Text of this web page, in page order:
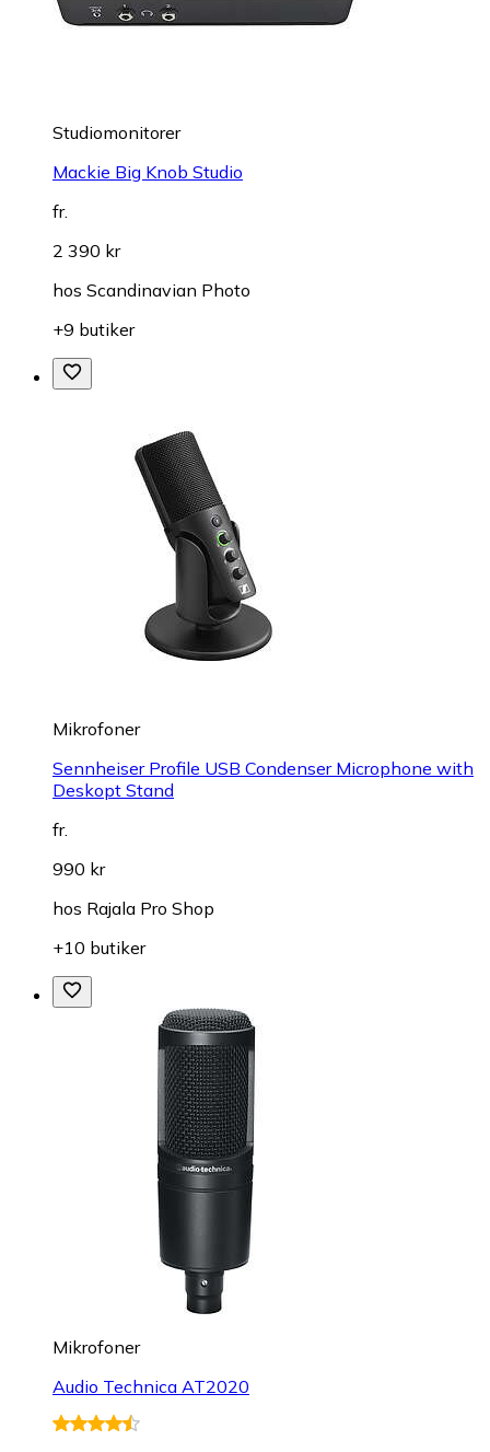
Studiomonitorer
Mackie Big Knob Studio
fr.
2 390 kr
hos Scandinavian Photo
+9 butiker
Mikrofoner
Sennheiser Profile USB Condenser Microphone with
Deskopt Stand
fr.
990 kr
hos Rajala Pro Shop
+10 butiker
Mikrofoner
Audio Technica AT2020